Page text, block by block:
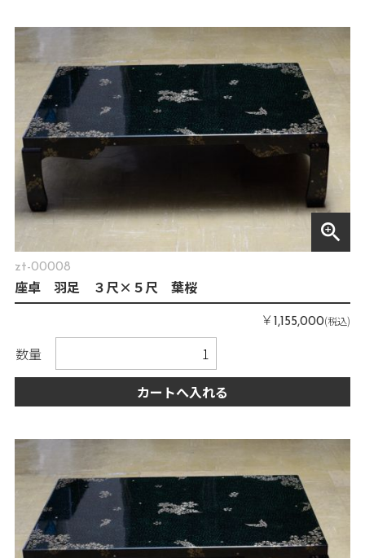
zoom_in
zt-00008
座卓 羽足 ３尺×５尺 葉桜
￥1,155,000(税込)
数量
カートへ入れる